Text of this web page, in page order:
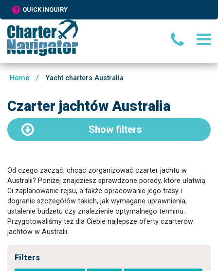
QUICK INQUIRY
Home / Yacht charters Australia
Czarter jachtów Australia
Show filters
Od czego zacząć, chcąc zorganizować czarter jachtu w
Australii? Poniżej znajdziesz sprawdzone porady, które ułatwią
Ci zaplanowanie rejsu, a także opracowanie jego trasy i
dogranie szczegółów takich, jak wymagane uprawnienia,
ustalenie budżetu czy znalezienie optymalnego terminu.
Przygotowaliśmy też dla Ciebie najlepsze oferty czarterów
jachtów w Australii.
Filters